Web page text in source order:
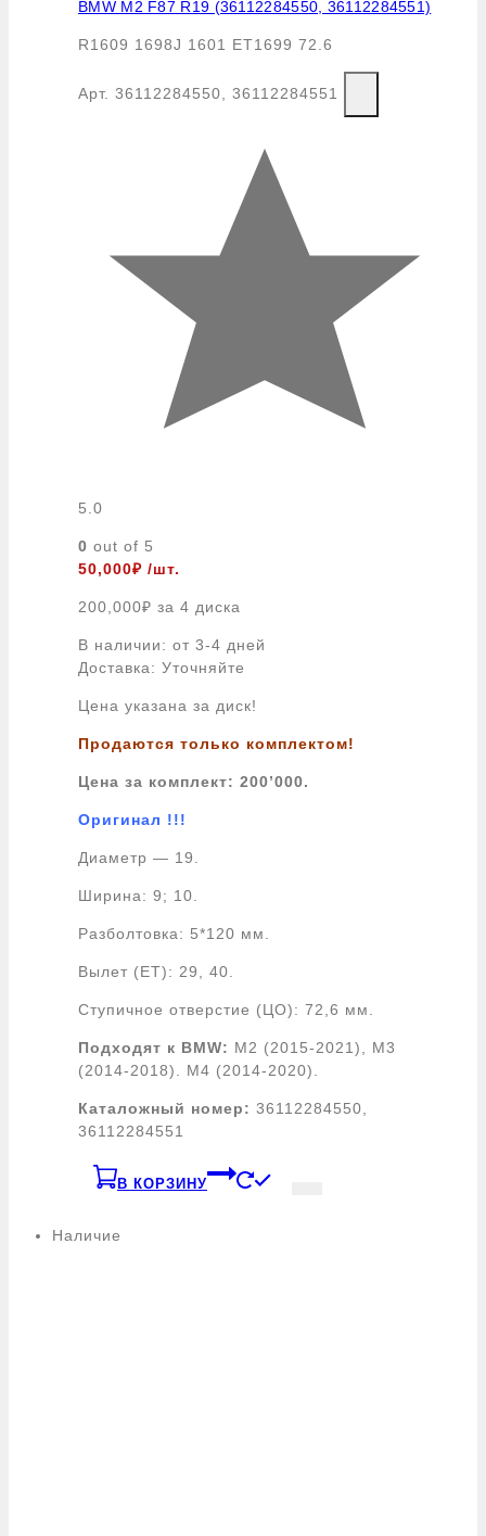
BMW M2 F87 R19 (36112284550, 36112284551)
R1609 1698J 1601 ET1699 72.6
Арт. 36112284550, 36112284551
5.0
0 out of 5
50,000₽ /шт.
200,000₽ за 4 диска
В наличии: от 3-4 дней
Доставка: Уточняйте
Цена указана за диск!
Продаются только комплектом!
Цена за комплект: 200’000.
Оригинал !!!
Диаметр — 19.
Ширина: 9; 10.
Разболтовка: 5*120 мм.
Вылет (ET): 29, 40.
Ступичное отверстие (ЦО): 72,6 мм.
Подходят к BMW: M2 (2015-2021), M3
(2014-2018). M4 (2014-2020).
Каталожный номер: 36112284550,
36112284551
В КОРЗИНУ
Наличие